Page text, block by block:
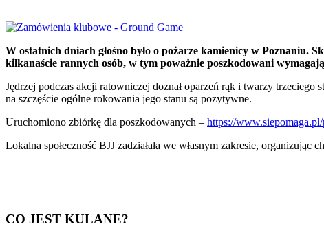
W ostatnich dniach głośno było o pożarze kamienicy w Poznaniu.
kilkanaście rannych osób, w tym poważnie poszkodowani
Jędrzej podczas akcji ratowniczej doznał oparzeń rąk i twarzy
na szczęście ogólne rokowania jego stanu są pozytywne.
Uruchomiono zbiórkę dla poszkodowanych – https://
Lokalna społeczność BJJ zadziałała we własnym zakresie,
CO JEST KULANE?